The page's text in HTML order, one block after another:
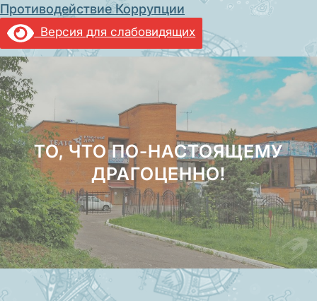
Противодействие Коррупции
Версия для слабовидящих
ТО, ЧТО ПО-НАСТОЯЩЕМУ
ДРАГОЦЕННО!